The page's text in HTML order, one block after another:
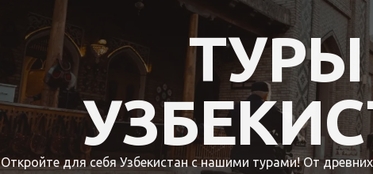
ТУРЫ
Откройте для себя Узбекистан с нашими турами! От